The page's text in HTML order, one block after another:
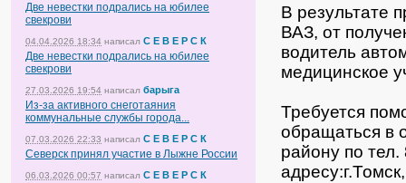
Две невестки подрались на юбилее
свекрови
04.04.2026 18:34 написал С Е В Е Р С К
Две невестки подрались на юбилее
свекрови
27.03.2026 19:54 написал барыга
Из-за активного снеготаяния
коммунальные службы города...
07.03.2026 22:33 написал С Е В Е Р С К
Северск принял участие в Лыжне России
06.03.2026 00:57 написал С Е В Е Р С К
В результате
ВАЗ, от
водитель
медицинское
Требуется
обращаться в
району по